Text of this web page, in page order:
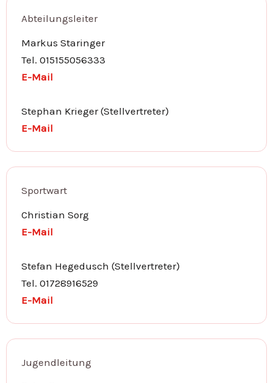
Abteilungsleiter
Markus Staringer
Tel. 015155056333
E-Mail
Stephan Krieger (Stellvertreter)
E-Mail
Sportwart
Christian Sorg
E-Mail
Stefan Hegedusch (Stellvertreter)
Tel. 01728916529
E-Mail
Jugendleitung